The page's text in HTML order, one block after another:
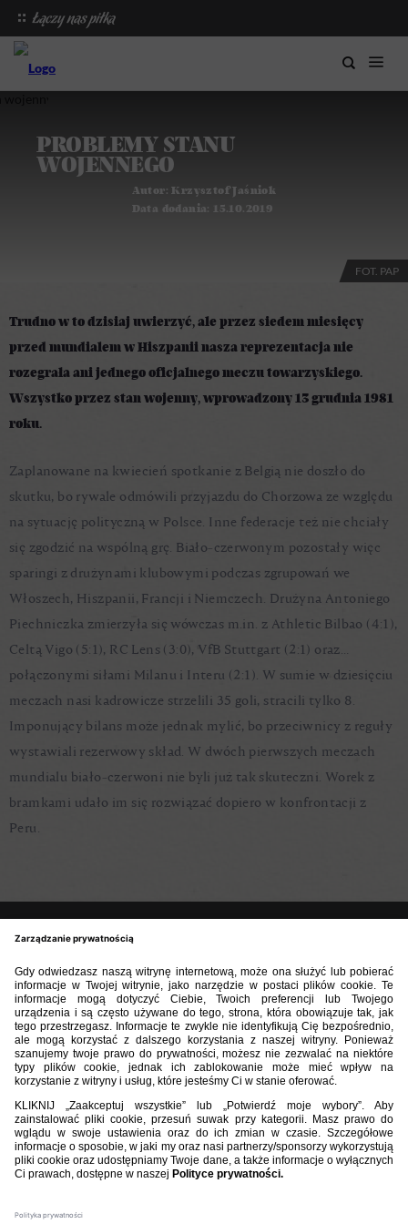
PROBLEMY STANU
WOJENNEGO
Autor: Krzysztof Jaśniok
Data dodania: 15.10.2019
FOT. PAP
Trudno w to dzisiaj uwierzyć, ale przez siedem miesięcy
przed mundialem w Hiszpanii nasza reprezentacja nie
rozegrała ani jednego oficjalnego meczu towarzyskiego.
Wszystko przez stan wojenny, wprowadzony 13 grudnia 1981
roku.
Zaplanowane na kwiecień spotkanie z Belgią nie doszło do
skutku, bo rywale odmówili przyjazdu do Chorzowa ze względu
na sytuację polityczną w Polsce. Inne federacje też nie chciały
się zgodzić na wspólną grę. Biało-czerwonym pozostały więc
sparingi z drużynami klubowymi podczas zgrupowań we
Włoszech, Hiszpanii, Francji i Niemczech. Drużyna Antoniego
Piechniczka zmierzyła się wówczas m.in. z Athletic Bilbao (4:1),
Celtą Vigo (5:1), RC Lens (3:0), VfB Stuttgart (2:1) oraz…
połączonymi siłami Milanu i Interu (2:1). W sumie w dziesięciu
meczach nasi kadrowicze strzelili 35 goli, stracili tylko 8.
Imponujący bilans może jednak mylić, bo przeciwnicy z reguły
wystawiali rezerwowy skład. W dwóch pierwszych meczach
mundialu biało-czerwoni nie byli już tak skuteczni. Worek z
bramkami udało im się rozwiązać dopiero w konfrontacji z
Peru.
BIBLIOTEKA PZPN
ROZGRYWKI
PZPN